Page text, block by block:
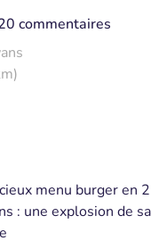
commentaires
menu burger en
: une explosion de